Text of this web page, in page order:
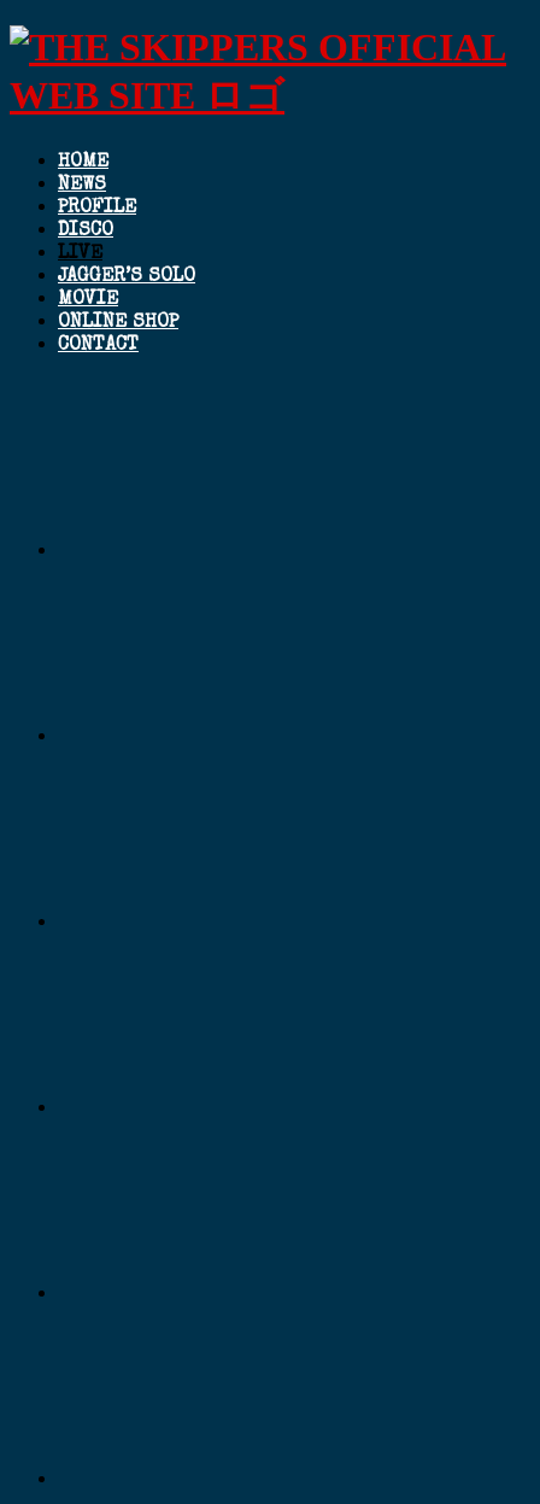
HOME
NEWS
PROFILE
DISCO
LIVE
JAGGER’S SOLO
MOVIE
ONLINE SHOP
CONTACT